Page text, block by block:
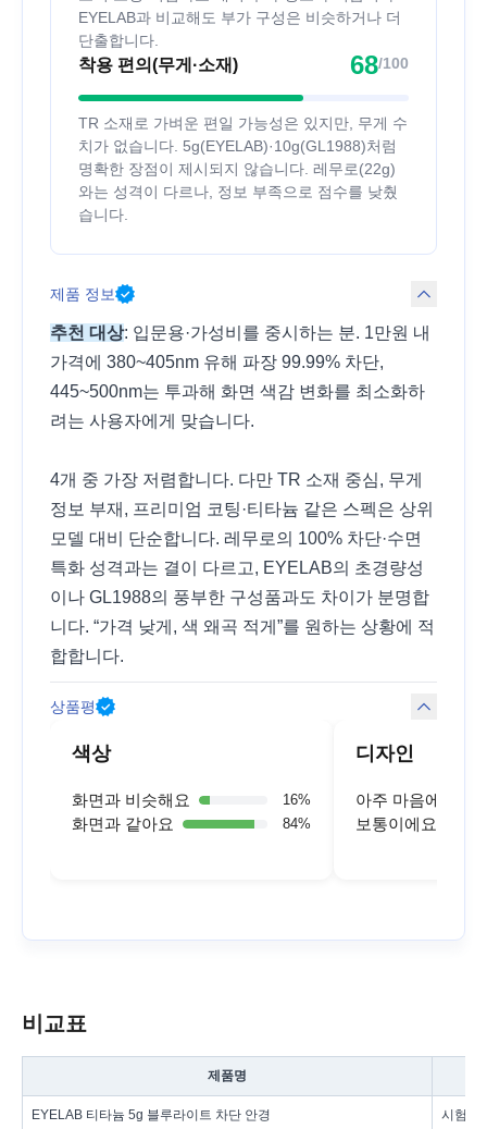
EYELAB과 비교해도 부가 구성은 비슷하거나 더
단출합니다.
착용 편의(무게·소재) 68/100
TR 소재로 가벼운 편일 가능성은 있지만, 무게 수
치가 없습니다. 5g(EYELAB)·10g(GL1988)처럼
명확한 장점이 제시되지 않습니다. 레무로(22g)
와는 성격이 다르나, 정보 부족으로 점수를 낮췄
습니다.
제품 정보
추천 대상: 입문용·가성비를 중시하는 분. 1만원 내
가격에 380~405nm 유해 파장 99.99% 차단,
445~500nm는 투과해 화면 색감 변화를 최소화하
려는 사용자에게 맞습니다.
4개 중 가장 저렴합니다. 다만 TR 소재 중심, 무게
정보 부재, 프리미엄 코팅·티타늄 같은 스펙은 상위
모델 대비 단순합니다. 레무로의 100% 차단·수면
특화 성격과는 결이 다르고, EYELAB의 초경량성
이나 GL1988의 풍부한 구성품과도 차이가 분명합
니다. “가격 낮게, 색 왜곡 적게”를 원하는 상황에 적
합합니다.
상품평
색상
화면과 비슷해요 16%
화면과 같아요 84%
디자인
아주 마음에 들어
보통이에요
비교표
제품명
EYELAB 티타늄 5g 블루라이트 차단 안경 시험성